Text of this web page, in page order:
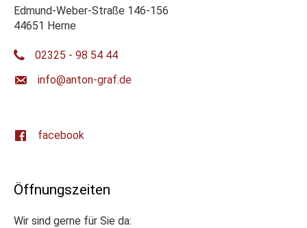
Edmund-Weber-Straße 146-156
44651 Herne
02325 - 98 54 44
ed.farg-notna@ofni
facebook
Öffnungszeiten
Wir sind gerne für Sie da: